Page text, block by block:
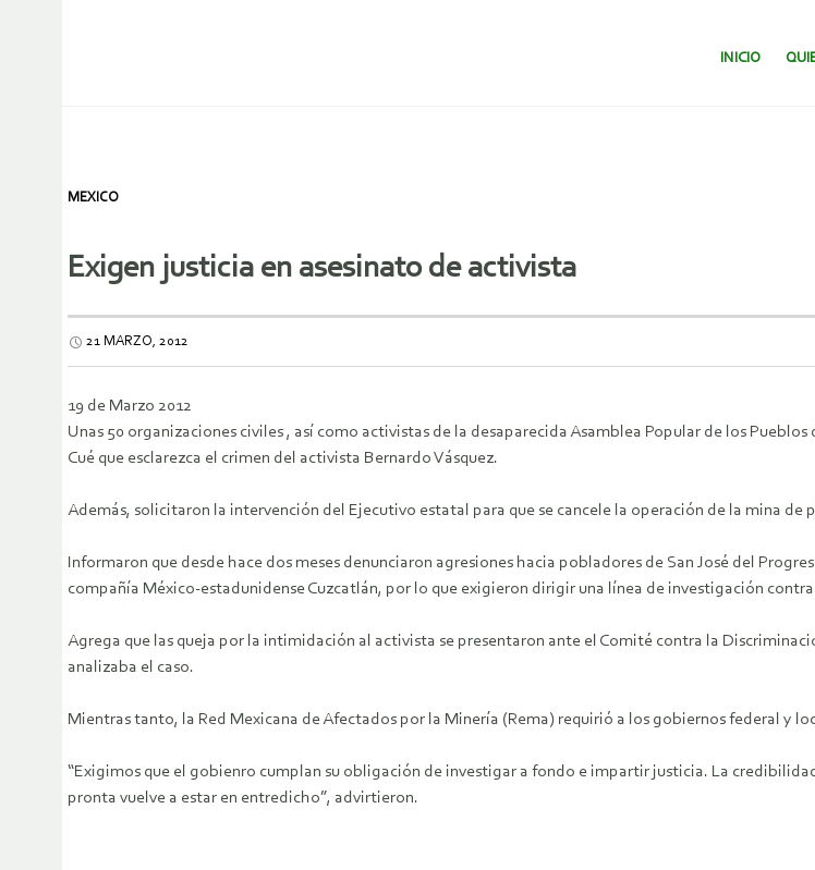
SALTAR AL
INICIO
MEXICO
Exigen justicia en asesinato de activista
21 MARZO, 2012
19 de Marzo 2012
Unas 50 organizaciones civiles , así como activistas de la desaparecida Asamblea Popular de los
Cué que esclarezca el crimen del activista Bernardo Vásquez.
Además, solicitaron la intervención del Ejecutivo estatal para que se cancele la operación de la mina de
Informaron que desde hace dos meses denunciaron agresiones hacia pobladores de San José del
compañía México-estadunidense Cuzcatlán, por lo que exigieron dirigir una línea de investigación
Agrega que las queja por la intimidación al activista se presentaron ante el Comité contra la
analizaba el caso.
Mientras tanto, la Red Mexicana de Afectados por la Minería (Rema) requirió a los gobiernos federal y
“Exigimos que el gobienro cumplan su obligación de investigar a fondo e impartir justicia. La
pronta vuelve a estar en entredicho”, advirtieron.